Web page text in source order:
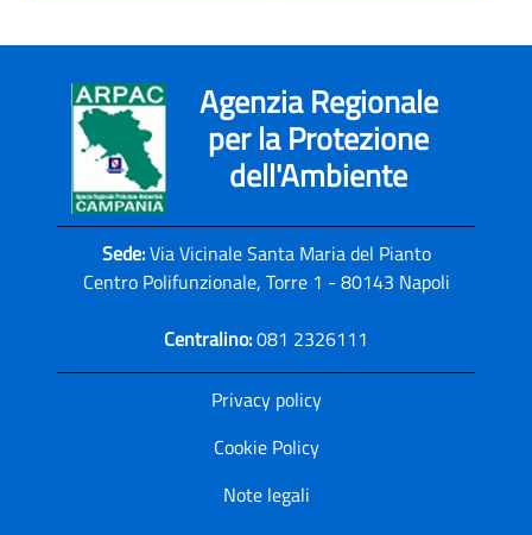
Agenzia Regionale
per la Protezione
dell'Ambiente
Sede:Via Vicinale Santa Maria del Pianto
Centro Polifunzionale, Torre 1 - 80143 Napoli
Centralino:081 2326111
Privacy policy
Cookie Policy
Note legali